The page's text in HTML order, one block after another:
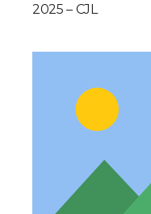
2025 – CJL